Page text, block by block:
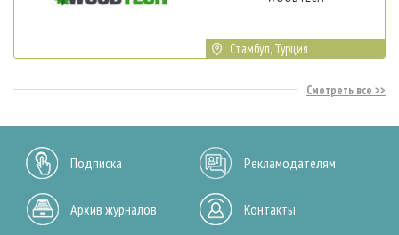
Стамбул, Турция
Смотреть все
Подписка Рекламодателям
Архив журналов Контакты